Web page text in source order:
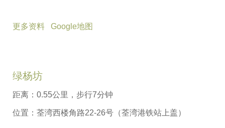
更多资料 Google地图
绿杨坊
距离：0.55公里，步行7分钟
位置：荃湾西楼角路22-26号（荃湾港铁站上盖）